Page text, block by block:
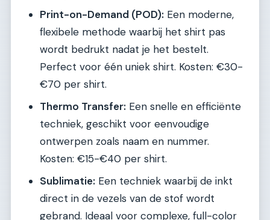
Print-on-Demand (POD): Een moderne,
flexibele methode waarbij het shirt pas
wordt bedrukt nadat je het bestelt.
Perfect voor één uniek shirt. Kosten: €30-
€70 per shirt.
Thermo Transfer: Een snelle en efficiënte
techniek, geschikt voor eenvoudige
ontwerpen zoals naam en nummer.
Kosten: €15-€40 per shirt.
Sublimatie: Een techniek waarbij de inkt
direct in de vezels van de stof wordt
gebrand. Ideaal voor complexe, full-color